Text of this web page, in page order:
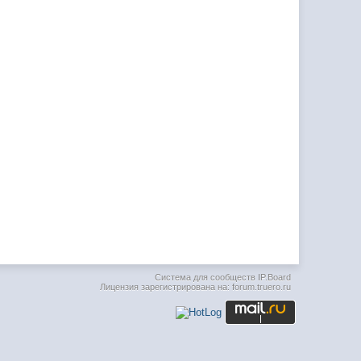
Система для сообществ IP.Board
Лицензия зарегистрирована на: forum.truero.ru